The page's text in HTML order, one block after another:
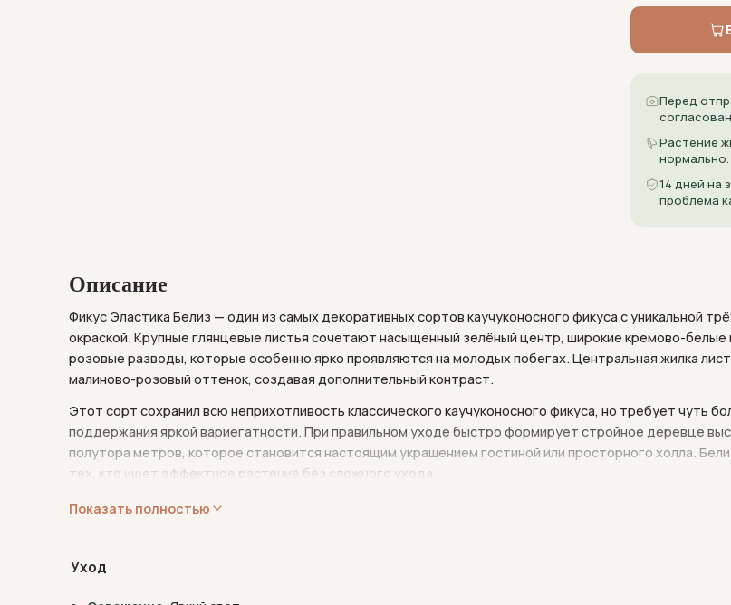
Перед
Растение
нормально.
14 дней на
проблема
Описание
Фикус Эластика Белиз — один из самых декоративных сортов каучуконосного фикуса с уникальной
окраской. Крупные глянцевые листья сочетают насыщенный зелёный центр, широкие кремово-белые
розовые разводы, которые особенно ярко проявляются на молодых побегах. Центральная жилка
малиново-розовый оттенок, создавая дополнительный контраст.
Этот сорт сохранил всю неприхотливость классического каучуконосного фикуса, но требует чуть
поддержания яркой вариегатности. При правильном уходе быстро формирует стройное деревце
полутора метров, которое становится настоящим украшением гостиной или просторного холла.
тех, кто ищет эффектное растение без сложного ухода.
В комнатных условиях фикус не цветёт, но его декоративная листва с лихвой компенсирует
Фикус эластичный происходит из тропических лесов Индии, Непала и Индонезии, где в природе
метров в высоту. В XIX веке его массово выращивали на плантациях для получения каучука — млечный
Показать полностью
Уход